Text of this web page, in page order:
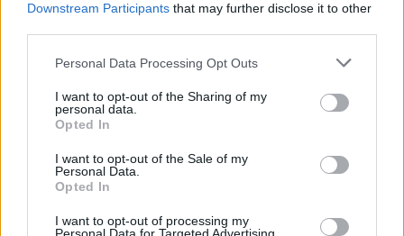
Downstream Participants that may further disclose it to other
Personal Data Processing Opt Outs
I want to opt-out of the Sharing of my
personal data.
Opted In
I want to opt-out of the Sale of my
Personal Data.
Opted In
I want to opt-out of processing my
Okos telefon, nyugodt szívvel:
Android-védelem a háttérben
Az okostelefonok mára mindennapi életünk